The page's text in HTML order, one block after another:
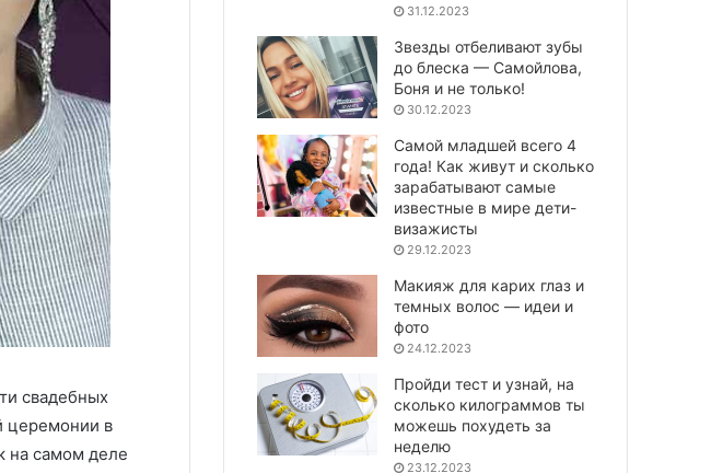
свадебных
церемонии в
на самом деле
31.12.2023
Звезды отбеливают зубы
до блеска — Самойлова,
Боня и не только!
30.12.2023
Самой младшей всего 4
года! Как живут и сколько
зарабатывают самые
известные в мире дети-
визажисты
29.12.2023
Макияж для карих глаз и
темных волос — идеи и
фото
24.12.2023
Пройди тест и узнай, на
сколько килограммов ты
можешь похудеть за
неделю
23.12.2023